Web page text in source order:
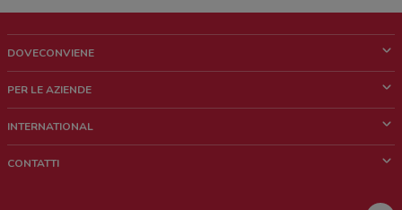
DOVECONVIENE
Chi siamo
Lavora con noi
PER LE AZIENDE
Richieste commerciali e marketing
INTERNATIONAL
CONTATTI